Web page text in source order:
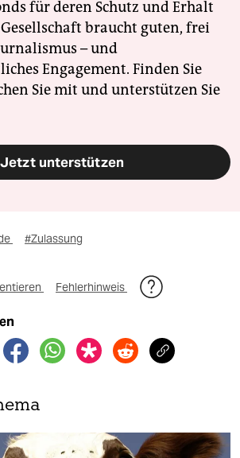
für deren Schutz und Erhalt
braucht guten, frei
– und
Engagement. Finden Sie
Sie mit und unterstützen Sie
Jetzt unterstützen
#Zulassung
Fehlerhinweis